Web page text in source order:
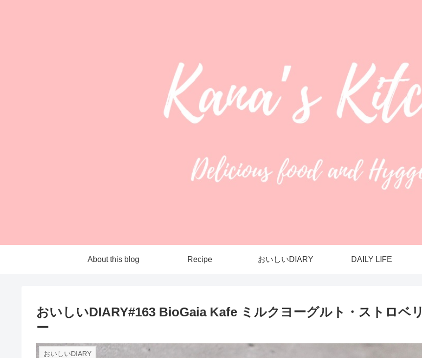
About this blog Recipe おいしいDIARY DAILY LIFE
おいしいDIARY#163 BioGaia Kafe ミルクヨーグルト・ストロベリ
ー
おいしいDIARY